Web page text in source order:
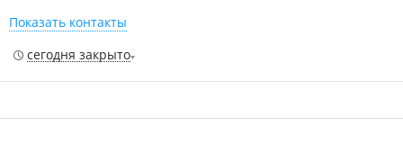
Показать контакты
сегодня закрыто